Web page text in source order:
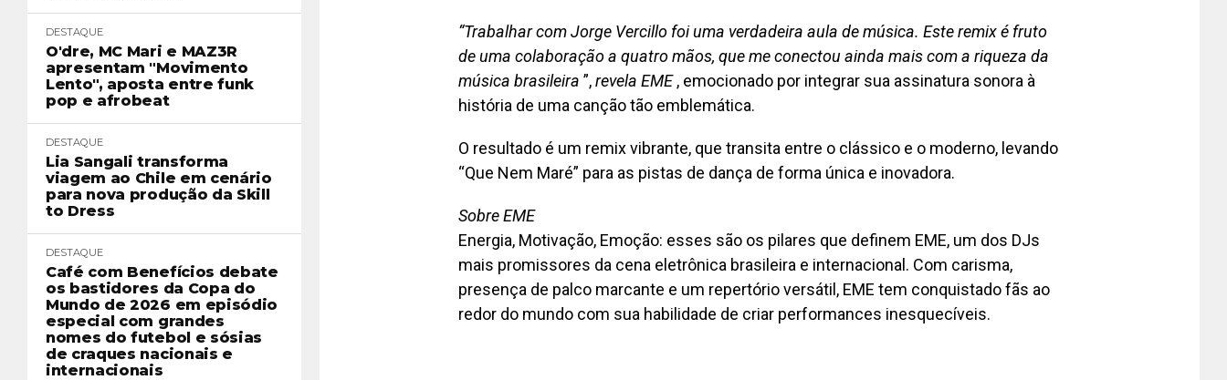
DESTAQUE
O'dre, MC Mari e MAZ3R
apresentam "Movimento
Lento", aposta entre funk
pop e afrobeat
DESTAQUE
Lia Sangali transforma
viagem ao Chile em cenário
para nova produção da Skill
to Dress
DESTAQUE
Café com Benefícios debate
os bastidores da Copa do
Mundo de 2026 em episódio
especial com grandes
nomes do futebol e sósias
de craques nacionais e
internacionais
“Trabalhar com Jorge Vercillo foi uma verdadeira aula de música. Este remix é fruto
de uma colaboração a quatro mãos, que me conectou ainda mais com a riqueza da
música brasileira ”,revela EME, emocionado por integrar sua assinatura sonora à
história de uma canção tão emblemática.
O resultado é um remix vibrante, que transita entre o clássico e o moderno, levando
“Que Nem Maré” para as pistas de dança de forma única e inovadora.
Sobre EME
Energia, Motivação, Emoção: esses são os pilares que definem EME, um dos DJs
mais promissores da cena eletrônica brasileira e internacional. Com carisma,
presença de palco marcante e um repertório versátil, EME tem conquistado fãs ao
redor do mundo com sua habilidade de criar performances inesquecíveis.